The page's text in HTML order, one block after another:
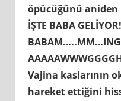
öpücüğünü aniden
İŞTE BABA
Vajina kaslarının
hareket ettiğini